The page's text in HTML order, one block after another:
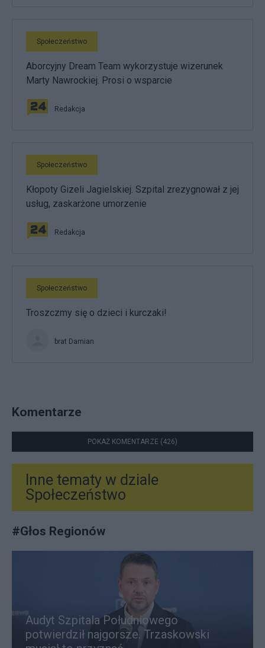
Społeczeństwo
Aborcyjny Dream Team wykorzystuje wizerunek
Marty Nawrockiej. Prosi o wsparcie
Redakcja
Społeczeństwo
Kłopoty Gizeli Jagielskiej. Szpital zrezygnował z jej
usług, zaskarżone umorzenie
Redakcja
Społeczeństwo
Troszczmy się o dzieci i kurczaki!
brat Damian
Komentarze
POKAŻ KOMENTARZE (426)
Inne tematy w dziale
Społeczeństwo
#Głos Regionów
Audyt Szpitala Południowego
potwierdził najgorsze. Trzaskowski